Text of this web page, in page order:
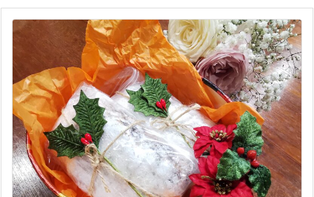

次へ

検索